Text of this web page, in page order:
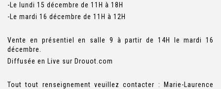
-Le lundi 15 décembre de 11H à 18H
-Le mardi 16 décembre de 11H à 12H
Vente en présentiel en salle 9 à partir de 14H le mardi 16
décembre.
Diffusée en Live sur Drouot.com
Tout tout renseignement veuillez contacter : Marie-Laurence